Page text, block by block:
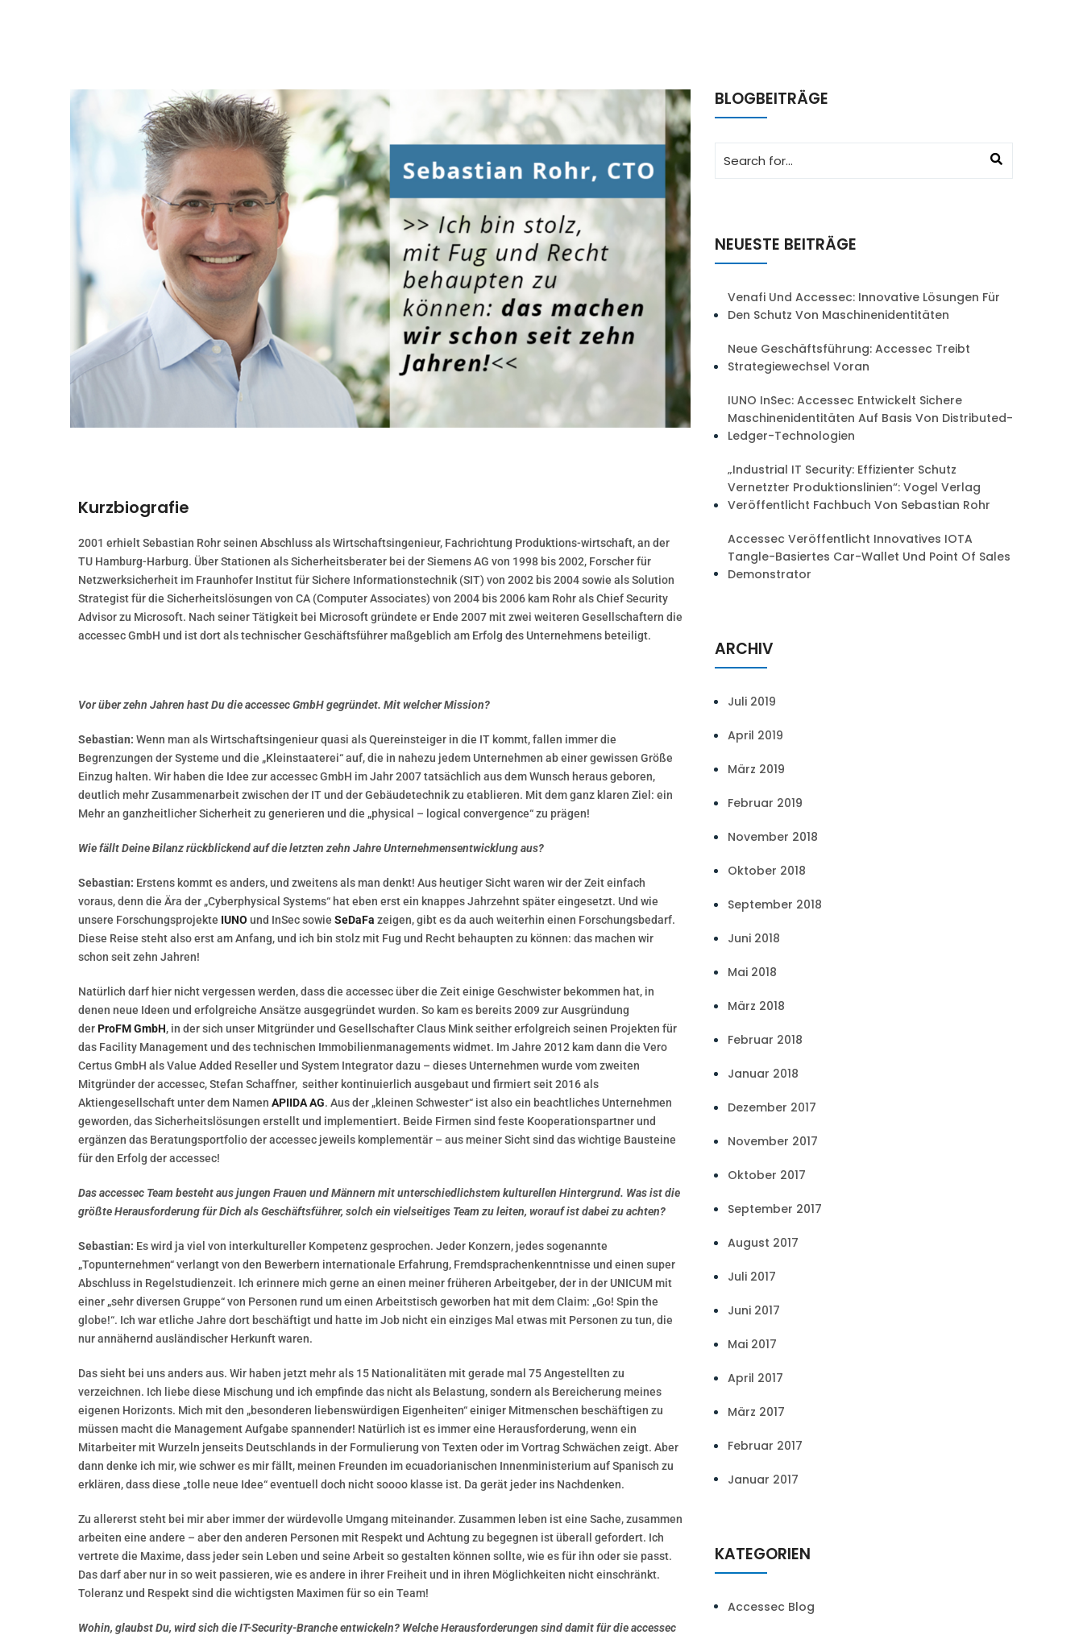
Kurzbiografie
2001 erhielt Sebastian Rohr seinen Abschluss als Wirtschaftsingenieur, Fachrichtung Produktions-wirtschaft, an der
TU Hamburg-Harburg. Über Stationen als Sicherheitsberater bei der Siemens AG von 1998 bis 2002, Forscher für
Netzwerksicherheit im Fraunhofer Institut für Sichere Informationstechnik (SIT) von 2002 bis 2004 sowie als Solution
Strategist für die Sicherheitslösungen von CA (Computer Associates) von 2004 bis 2006 kam Rohr als Chief Security
Advisor zu Microsoft. Nach seiner Tätigkeit bei Microsoft gründete er Ende 2007 mit zwei weiteren Gesellschaftern die
accessec GmbH und ist dort als technischer Geschäftsführer maßgeblich am Erfolg des Unternehmens beteiligt.
Vor über zehn Jahren hast Du die accessec GmbH gegründet. Mit welcher Mission?
Sebastian: Wenn man als Wirtschaftsingenieur quasi als Quereinsteiger in die IT kommt, fallen immer die
Begrenzungen der Systeme und die „Kleinstaaterei“ auf, die in nahezu jedem Unternehmen ab einer gewissen Größe
Einzug halten. Wir haben die Idee zur accessec GmbH im Jahr 2007 tatsächlich aus dem Wunsch heraus geboren,
deutlich mehr Zusammenarbeit zwischen der IT und der Gebäudetechnik zu etablieren. Mit dem ganz klaren Ziel: ein
Mehr an ganzheitlicher Sicherheit zu generieren und die „physical – logical convergence“ zu prägen!
Wie fällt Deine Bilanz rückblickend auf die letzten zehn Jahre Unternehmensentwicklung aus?
Sebastian: Erstens kommt es anders, und zweitens als man denkt! Aus heutiger Sicht waren wir der Zeit einfach
voraus, denn die Ära der „Cyberphysical Systems“ hat eben erst ein knappes Jahrzehnt später eingesetzt. Und wie
unsere Forschungsprojekte IUNO und InSec sowie SeDaFa zeigen, gibt es da auch weiterhin einen Forschungsbedarf.
Diese Reise steht also erst am Anfang, und ich bin stolz mit Fug und Recht behaupten zu können: das machen wir
schon seit zehn Jahren!
Natürlich darf hier nicht vergessen werden, dass die accessec über die Zeit einige Geschwister bekommen hat, in
denen neue Ideen und erfolgreiche Ansätze ausgegründet wurden. So kam es bereits 2009 zur Ausgründung
derProFM GmbH, in der sich unser Mitgründer und Gesellschafter Claus Mink seither erfolgreich seinen Projekten für
das Facility Management und des technischen Immobilienmanagements widmet. Im Jahre 2012 kam dann die Vero
Certus GmbH als Value Added Reseller und System Integrator dazu – dieses Unternehmen wurde vom zweiten
Mitgründer der accessec, Stefan Schaffner, seither kontinuierlich ausgebaut und firmiert seit 2016 als
Aktiengesellschaft unter dem Namen APIIDA AG. Aus der „kleinen Schwester“ ist also ein beachtliches Unternehmen
geworden, das Sicherheitslösungen erstellt und implementiert. Beide Firmen sind feste Kooperationspartner und
ergänzen das Beratungsportfolio der accessec jeweils komplementär – aus meiner Sicht sind das wichtige Bausteine
für den Erfolg der accessec!
Das accessec Team besteht aus jungen Frauen und Männern mit unterschiedlichstem kulturellen Hintergrund. Was ist die
größte Herausforderung für Dich als Geschäftsführer, solch ein vielseitiges Team zu leiten, worauf ist dabei zu achten?
Sebastian: Es wird ja viel von interkultureller Kompetenz gesprochen. Jeder Konzern, jedes sogenannte
„Topunternehmen“ verlangt von den Bewerbern internationale Erfahrung, Fremdsprachenkenntnisse und einen super
Abschluss in Regelstudienzeit. Ich erinnere mich gerne an einen meiner früheren Arbeitgeber, der in der UNICUM mit
einer „sehr diversen Gruppe“ von Personen rund um einen Arbeitstisch geworben hat mit dem Claim: „Go! Spin the
globe!“. Ich war etliche Jahre dort beschäftigt und hatte im Job nicht ein einziges Mal etwas mit Personen zu tun, die
nur annähernd ausländischer Herkunft waren.
Das sieht bei uns anders aus. Wir haben jetzt mehr als 15 Nationalitäten mit gerade mal 75 Angestellten zu
verzeichnen. Ich liebe diese Mischung und ich empfinde das nicht als Belastung, sondern als Bereicherung meines
eigenen Horizonts. Mich mit den „besonderen liebenswürdigen Eigenheiten“ einiger Mitmenschen beschäftigen zu
müssen macht die Management Aufgabe spannender! Natürlich ist es immer eine Herausforderung, wenn ein
Mitarbeiter mit Wurzeln jenseits Deutschlands in der Formulierung von Texten oder im Vortrag Schwächen zeigt. Aber
dann denke ich mir, wie schwer es mir fällt, meinen Freunden im ecuadorianischen Innenministerium auf Spanisch zu
erklären, dass diese „tolle neue Idee“ eventuell doch nicht soooo klasse ist. Da gerät jeder ins Nachdenken.
Zu allererst steht bei mir aber immer der würdevolle Umgang miteinander. Zusammen leben ist eine Sache, zusammen
arbeiten eine andere – aber den anderen Personen mit Respekt und Achtung zu begegnen ist überall gefordert. Ich
vertrete die Maxime, dass jeder sein Leben und seine Arbeit so gestalten können sollte, wie es für ihn oder sie passt.
Das darf aber nur in so weit passieren, wie es andere in ihrer Freiheit und in ihren Möglichkeiten nicht einschränkt.
Toleranz und Respekt sind die wichtigsten Maximen für so ein Team!
Wohin, glaubst Du, wird sich die IT-Security-Branche entwickeln? Welche Herausforderungen sind damit für die accessec
BLOGBEITRÄGE
NEUESTE BEITRÄGE
Venafi Und Accessec: Innovative Lösungen Für
Den Schutz Von Maschinenidentitäten
Neue Geschäftsführung: Accessec Treibt
Strategiewechsel Voran
IUNO InSec: Accessec Entwickelt Sichere
Maschinenidentitäten Auf Basis Von Distributed-
Ledger-Technologien
„Industrial IT Security: Effizienter Schutz
Vernetzter Produktionslinien“: Vogel Verlag
Veröffentlicht Fachbuch Von Sebastian Rohr
Accessec Veröffentlicht Innovatives IOTA
Tangle-Basiertes Car-Wallet Und Point Of Sales
Demonstrator
ARCHIV
Juli 2019
April 2019
März 2019
Februar 2019
November 2018
Oktober 2018
September 2018
Juni 2018
Mai 2018
März 2018
Februar 2018
Januar 2018
Dezember 2017
November 2017
Oktober 2017
September 2017
August 2017
Juli 2017
Juni 2017
Mai 2017
April 2017
März 2017
Februar 2017
Januar 2017
KATEGORIEN
Accessec Blog